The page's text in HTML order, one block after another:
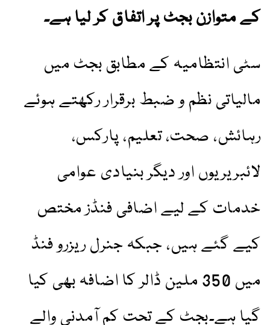
کے متوازن بجٹ پر اتفاق کر لیا ہے۔
سٹی انتظامیہ کے مطابق بجٹ میں
مالیاتی نظم و ضبط برقرار رکھتے ہوئے
رہائش، صحت، تعلیم، پارکس،
لائبریریوں اور دیگر بنیادی عوامی
خدمات کے لیے اضافی فنڈز مختص
کیے گئے ہیں، جبکہ جنرل ریزرو فنڈ
میں 350 ملین ڈالر کا اضافہ بھی کیا
گیا ہے۔بجٹ کے تحت کم آمدنی والے